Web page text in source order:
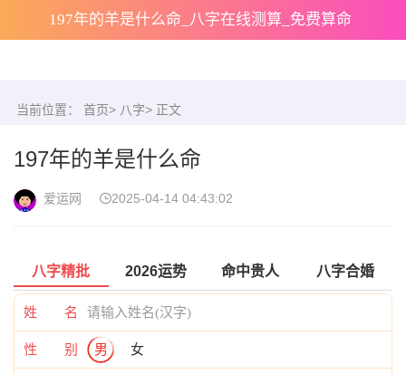
197年的羊是什么命_八字在线测算_免费算命
当前位置： 首页> 八字> 正文
197年的羊是什么命
爱运网 2025-04-14 04:43:02
八字精批 2026运势 命中贵人 八字合婚
姓 名
性 别 男 女